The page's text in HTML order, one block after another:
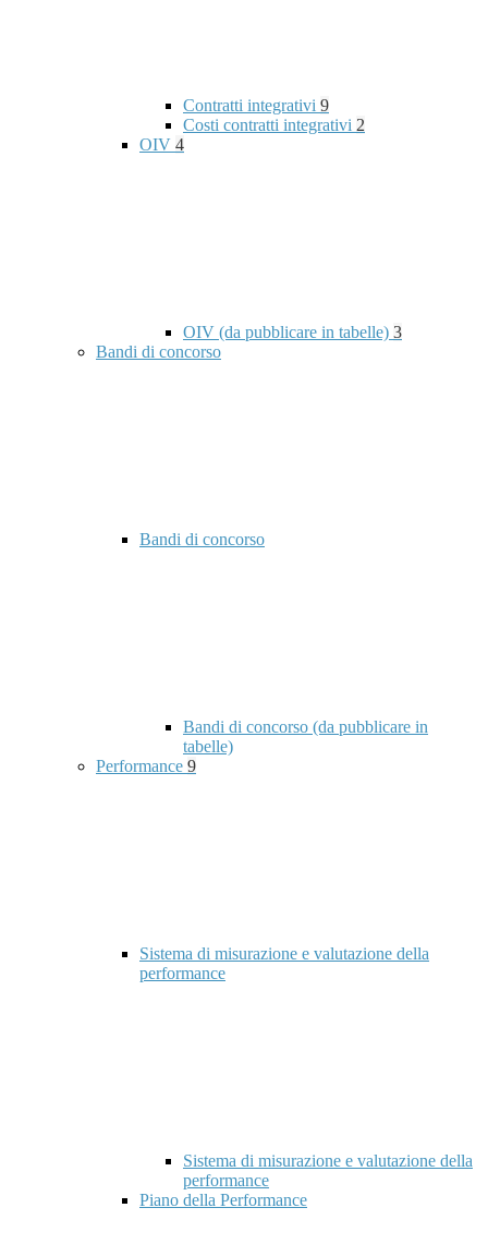
Contratti integrativi 9
Costi contratti integrativi 2
OIV 4
OIV (da pubblicare in tabelle) 3
Bandi di concorso
Bandi di concorso
Bandi di concorso (da pubblicare in
tabelle)
Performance 9
Sistema di misurazione e valutazione della
performance
Sistema di misurazione e valutazione della
performance
Piano della Performance